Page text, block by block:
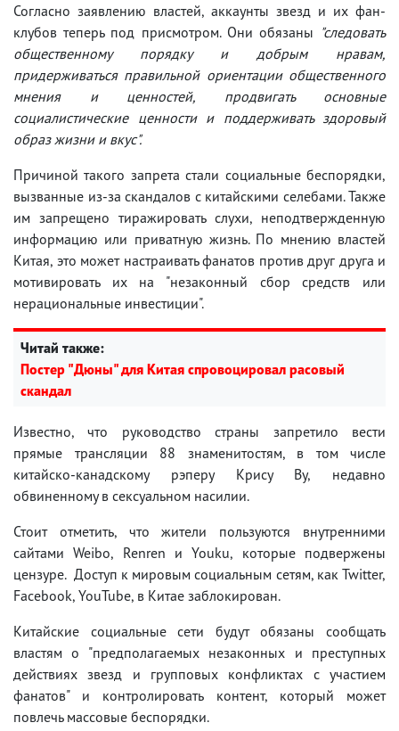
Согласно заявлению властей, аккаунты звезд и их фан-
клубов теперь под присмотром. Они обязаны "следовать
общественному порядку и добрым нравам,
придерживаться правильной ориентации общественного
мнения и ценностей, продвигать основные
социалистические ценности и поддерживать здоровый
образ жизни и вкус".
Причиной такого запрета стали социальные беспорядки,
вызванные из-за скандалов с китайскими селебами. Также
им запрещено тиражировать слухи, неподтвержденную
информацию или приватную жизнь. По мнению властей
Китая, это может настраивать фанатов против друг друга и
мотивировать их на "незаконный сбор средств или
нерациональные инвестиции".
Читай также:
Постер "Дюны" для Китая спровоцировал расовый
скандал
Известно, что руководство страны запретило вести
прямые трансляции 88 знаменитостям, в том числе
китайско-канадскому рэперу Крису Ву, недавно
обвиненному в сексуальном насилии.
Стоит отметить, что жители пользуются внутренними
сайтами Weibo, Renren и Youku, которые подвержены
цензуре. Доступ к мировым социальным сетям, как Twitter,
Facebook, YouTube, в Китае заблокирован.
Китайские социальные сети будут обязаны сообщать
властям о "предполагаемых незаконных и преступных
действиях звезд и групповых конфликтах с участием
фанатов" и контролировать контент, который может
повлечь массовые беспорядки.